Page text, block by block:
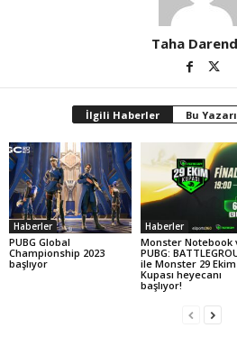
Taha
İlgili Haberler Bu
Haberler
PUBG Global
Championship 2023
başlıyor
Haberler
Monster Notebook
PUBG:
ile Monster 29 Ekim
Kupası heyecanı
başlıyor!